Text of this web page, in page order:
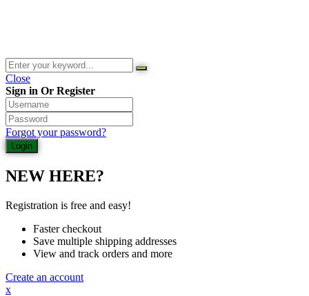
Close
Sign in Or Register
Forgot your password?
NEW HERE?
Registration is free and easy!
Faster checkout
Save multiple shipping addresses
View and track orders and more
Create an account
x